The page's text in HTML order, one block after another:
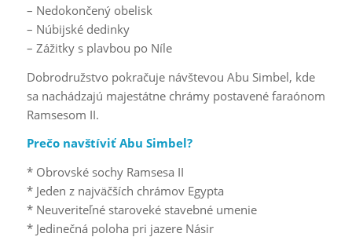
– Nedokončený obelisk
– Núbijské dedinky
– Zážitky s plavbou po Níle
Dobrodružstvo pokračuje návštevou Abu Simbel, kde
sa nachádzajú majestátne chrámy postavené faraónom
Ramsesom II.
Prečo navštíviť Abu Simbel?
* Obrovské sochy Ramsesa II
* Jeden z najväčších chrámov Egypta
* Neuveriteľné staroveké stavebné umenie
* Jedinečná poloha pri jazere Násir